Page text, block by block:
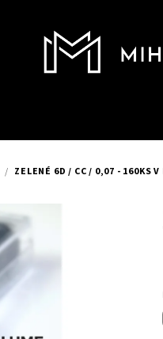
/ ZELENÉ 6D / CC / 0,07 - 160KS